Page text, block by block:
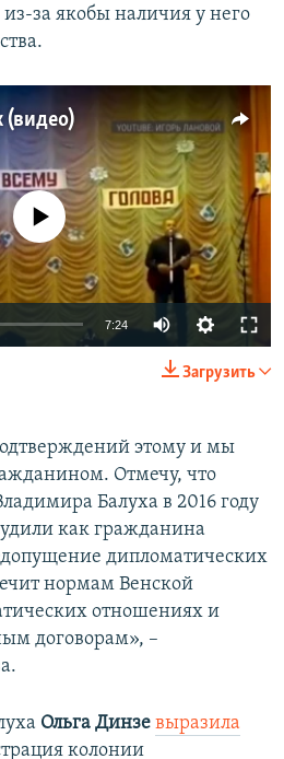
за якобы наличия у него
(видео)
currently available
7:24
Загрузить
этому и мы
Отмечу, что
Балуха в 2016 году
как гражданина
дипломатических
нормам Венской
отношениях и
договорам», –
Ольга Динзе выразила
колонии